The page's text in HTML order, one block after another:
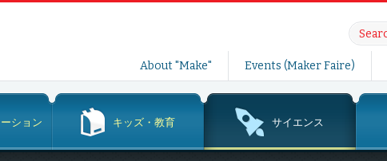
テ
ツ
へ
About "Make" Events (Maker Faire)
ション キッズ・教育 サイエンス